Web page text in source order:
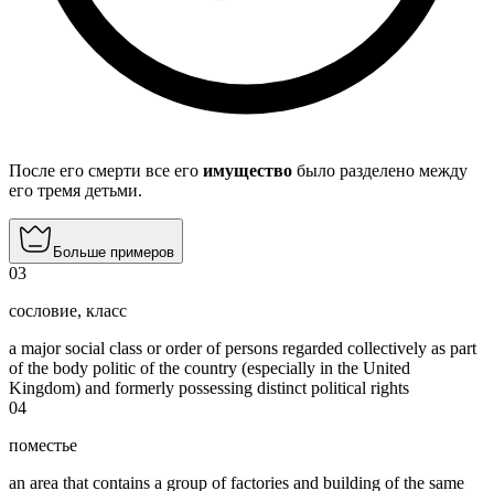
После его смерти все его имущество было разделено между
его тремя детьми.
Больше примеров
03
сословие, класс
a major social class or order of persons regarded collectively as part
of the body politic of the country (especially in the United
Kingdom) and formerly possessing distinct political rights
04
поместье
an area that contains a group of factories and building of the same